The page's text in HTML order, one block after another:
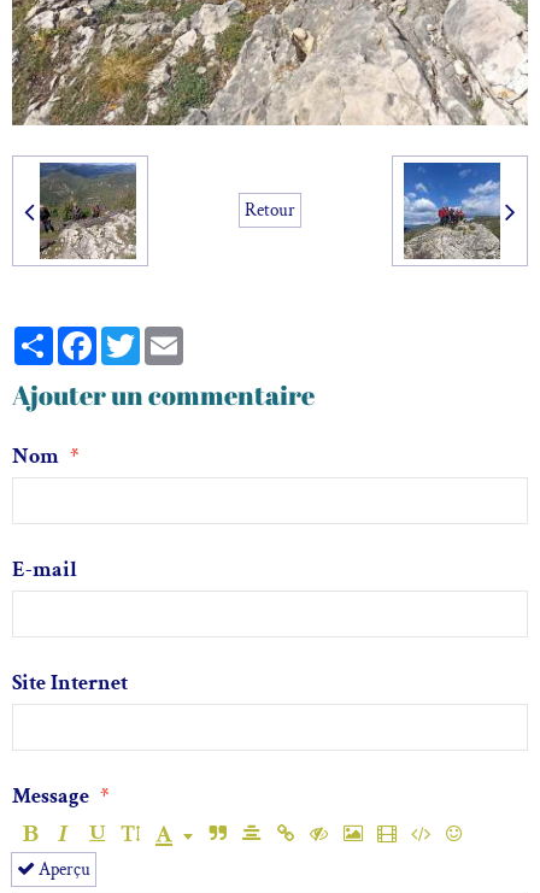
Retour
PartagerFacebook
Twitter
Ajouter un commentaire
Nom
E-mail
Site Internet
Message
Aperçu